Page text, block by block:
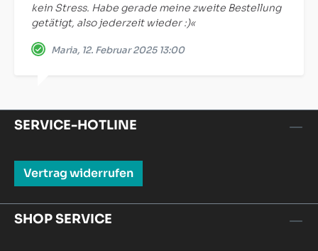
kein Stress. Habe gerade meine zweite Bestellung
getätigt, also jederzeit wieder :)«
Maria, 12. Februar 2025 13:00
SERVICE-HOTLINE
Vertrag widerrufen
SHOP SERVICE